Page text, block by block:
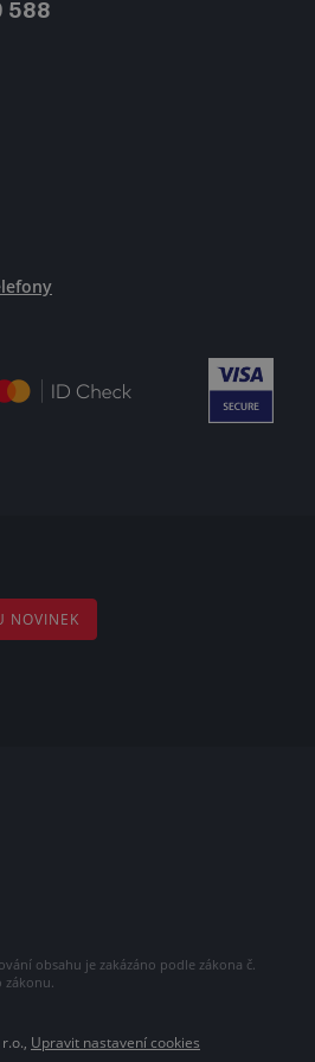
588
NOVINEK
obsahu je zakázáno podle zákona č.
Upravit nastavení cookies